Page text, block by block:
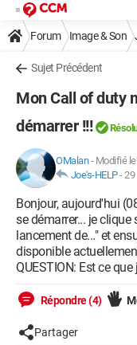
Forum Image & Son
Sujet Précédent
Mon Call of duty
démarrer !!!
OMalan- Modifié le
Joe's-HELP-29
Bonjour, aujourd'hui
se démarrer... je
lancement de..." et
disponible
QUESTION: Est ce
Répondre (4)
Partager